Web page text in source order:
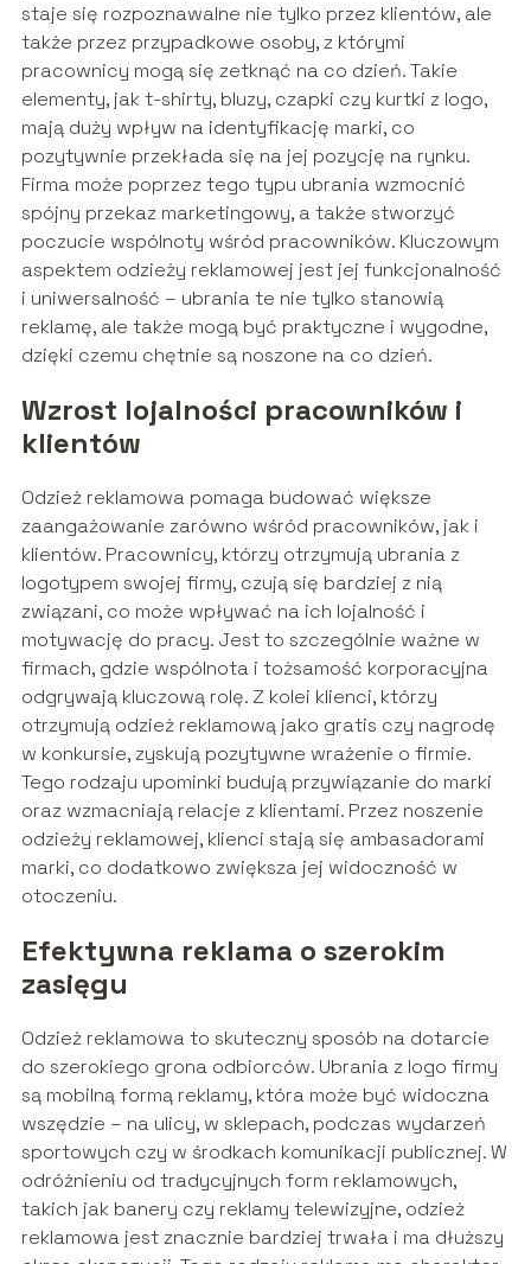
staje się rozpoznawalne nie tylko przez klientów, ale
także przez przypadkowe osoby, z którymi
pracownicy mogą się zetknąć na co dzień. Takie
elementy, jak t-shirty, bluzy, czapki czy kurtki z logo,
mają duży wpływ na identyfikację marki, co
pozytywnie przekłada się na jej pozycję na rynku.
Firma może poprzez tego typu ubrania wzmocnić
spójny przekaz marketingowy, a także stworzyć
poczucie wspólnoty wśród pracowników. Kluczowym
aspektem odzieży reklamowej jest jej funkcjonalność
i uniwersalność – ubrania te nie tylko stanowią
reklamę, ale także mogą być praktyczne i wygodne,
dzięki czemu chętnie są noszone na co dzień.
Wzrost lojalności pracowników i
klientów
Odzież reklamowa pomaga budować większe
zaangażowanie zarówno wśród pracowników, jak i
klientów. Pracownicy, którzy otrzymują ubrania z
logotypem swojej firmy, czują się bardziej z nią
związani, co może wpływać na ich lojalność i
motywację do pracy. Jest to szczególnie ważne w
firmach, gdzie wspólnota i tożsamość korporacyjna
odgrywają kluczową rolę. Z kolei klienci, którzy
otrzymują odzież reklamową jako gratis czy nagrodę
w konkursie, zyskują pozytywne wrażenie o firmie.
Tego rodzaju upominki budują przywiązanie do marki
oraz wzmacniają relacje z klientami. Przez noszenie
odzieży reklamowej, klienci stają się ambasadorami
marki, co dodatkowo zwiększa jej widoczność w
otoczeniu.
Efektywna reklama o szerokim
zasięgu
Odzież reklamowa to skuteczny sposób na dotarcie
do szerokiego grona odbiorców. Ubrania z logo firmy
są mobilną formą reklamy, która może być widoczna
wszędzie – na ulicy, w sklepach, podczas wydarzeń
sportowych czy w środkach komunikacji publicznej. W
odróżnieniu od tradycyjnych form reklamowych,
takich jak banery czy reklamy telewizyjne, odzież
reklamowa jest znacznie bardziej trwała i ma dłuższy